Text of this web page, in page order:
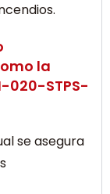
la
020-STPS-
se asegura